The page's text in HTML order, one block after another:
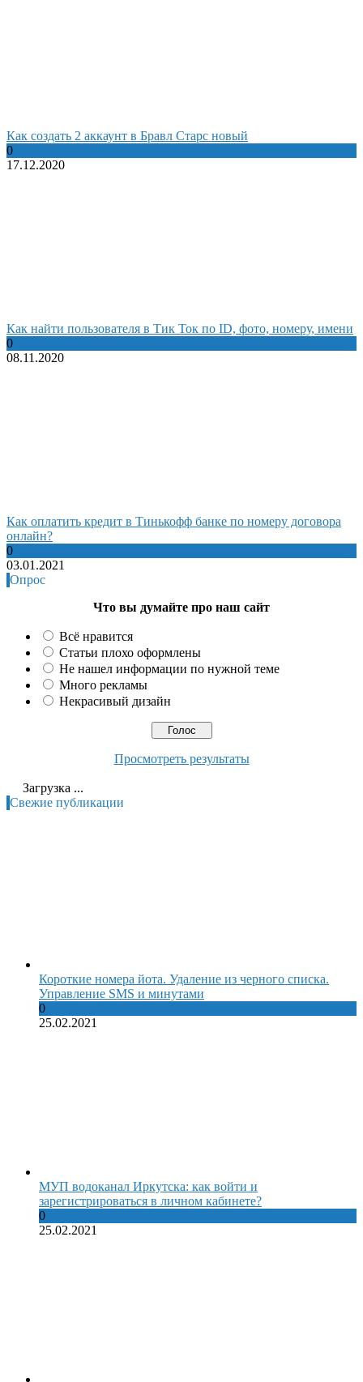
Как создать 2 аккаунт в Бравл Старс новый
0
17.12.2020
Как найти пользователя в Тик Ток по ID, фото, номеру, имени
0
08.11.2020
Как оплатить кредит в Тинькофф банке по номеру договора
онлайн?
0
03.01.2021
Опрос
Что вы думайте про наш сайт
Всё нравится
Статьи плохо оформлены
Не нашел информации по нужной теме
Много рекламы
Некрасивый дизайн
Просмотреть результаты
Загрузка ...
Свежие публикации
Короткие номера йота. Удаление из черного списка.
Управление SMS и минутами
0
25.02.2021
МУП водоканал Иркутска: как войти и
зарегистрироваться в личном кабинете?
0
25.02.2021